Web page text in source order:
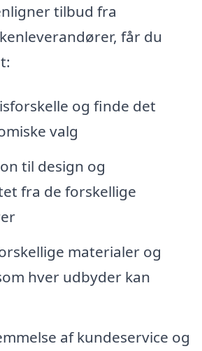
tilbud fra
får du
og finde det
valg
til design og
fra de forskellige
materialer og
hver udbyder kan
af kundeservice og